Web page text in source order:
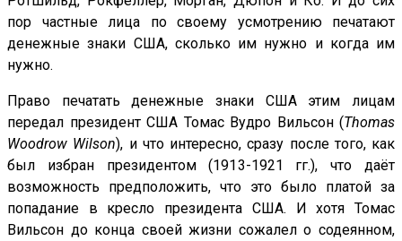
пор частные лица по своему усмотрению печатают
денежные знаки США, сколько им нужно и когда им
нужно.
Право печатать денежные знаки США этим лицам
передал президент США Томас Вудро Вильсон (Thomas
Woodrow Wilson), и что интересно, сразу после того, как
был избран президентом (1913-1921 гг.), что даёт
возможность предположить, что это было платой за
попадание в кресло президента США. И хотя Томас
Вильсон до конца своей жизни сожалел о содеянном,